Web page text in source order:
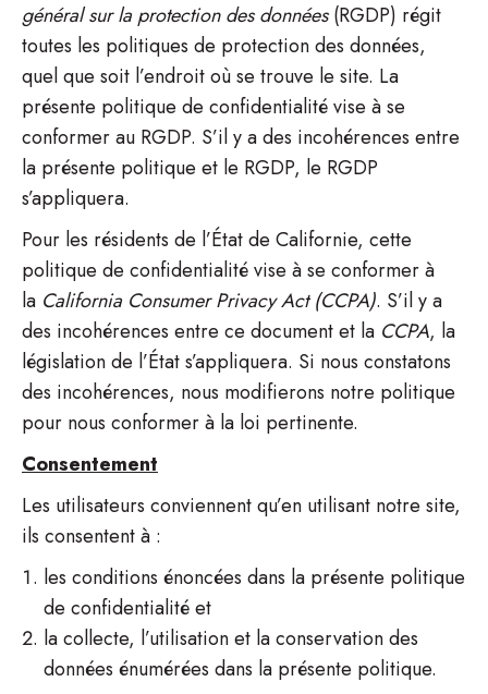
général sur la protection des données(RGDP) régit
toutes les politiques de protection des données,
quel que soit l’endroit où se trouve le site. La
présente politique de confidentialité vise à se
conformer au RGDP. S’il y a des incohérences entre
la présente politique et le RGDP, le RGDP
s’appliquera.
Pour les résidents de l’État de Californie, cette
politique de confidentialité vise à se conformer à
la California Consumer Privacy Act (CCPA). S’il y a
des incohérences entre ce document et la CCPA, la
législation de l’État s’appliquera. Si nous constatons
des incohérences, nous modifierons notre politique
pour nous conformer à la loi pertinente.
Consentement
Les utilisateurs conviennent qu’en utilisant notre site,
ils consentent à :
les conditions énoncées dans la présente politique
de confidentialité et
la collecte, l’utilisation et la conservation des
données énumérées dans la présente politique.